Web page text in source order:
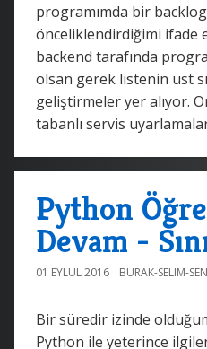
programımda bir
önceliklendirdiğimi ifade
backend tarafında
olsan gerek listenin üst
geliştirmeler yer alıyor.
tabanlı servis
Python
Devam -
01 EYLÜL 2016 BURAK-SELIM-
Bir süredir izinde
Python ile yeterince